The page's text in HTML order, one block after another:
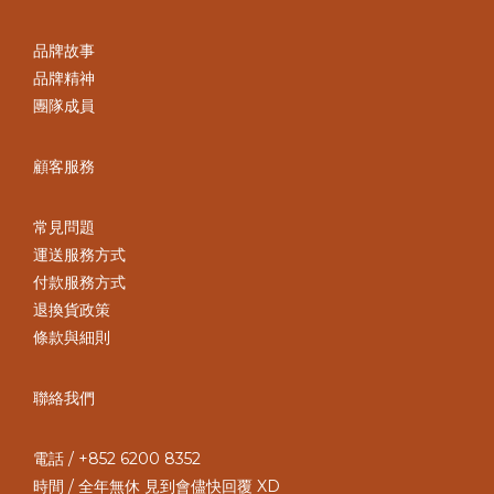
品牌故事
品牌精神
團隊成員
顧客服務
常見問題
運送服務方式
付款服務方式
退換貨政策
條款與細則
聯絡我們
電話 / +852 6200 8352
時間 / 全年無休 見到會儘快回覆 XD